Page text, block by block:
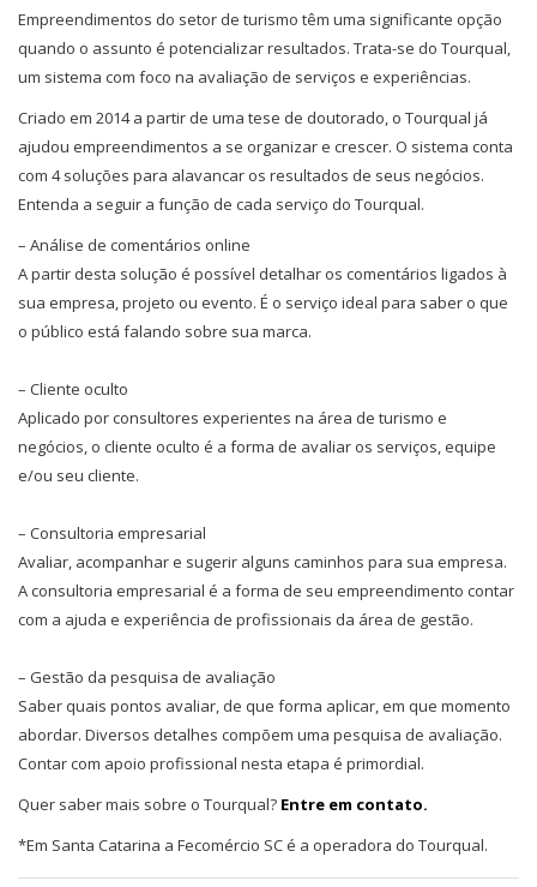
Empreendimentos do setor de turismo têm uma significante opção
quando o assunto é potencializar resultados. Trata-se do Tourqual,
um sistema com foco na avaliação de serviços e experiências.
Criado em 2014 a partir de uma tese de doutorado, o Tourqual já
ajudou empreendimentos a se organizar e crescer. O sistema conta
com 4 soluções para alavancar os resultados de seus negócios.
Entenda a seguir a função de cada serviço do Tourqual.
– Análise de comentários online
A partir desta solução é possível detalhar os comentários ligados à
sua empresa, projeto ou evento. É o serviço ideal para saber o que
o público está falando sobre sua marca.
– Cliente oculto
Aplicado por consultores experientes na área de turismo e
negócios, o cliente oculto é a forma de avaliar os serviços, equipe
e/ou seu cliente.
– Consultoria empresarial
Avaliar, acompanhar e sugerir alguns caminhos para sua empresa.
A consultoria empresarial é a forma de seu empreendimento contar
com a ajuda e experiência de profissionais da área de gestão.
– Gestão da pesquisa de avaliação
Saber quais pontos avaliar, de que forma aplicar, em que momento
abordar. Diversos detalhes compõem uma pesquisa de avaliação.
Contar com apoio profissional nesta etapa é primordial.
Quer saber mais sobre o Tourqual? Entre em contato.
*Em Santa Catarina a Fecomércio SC é a operadora do Tourqual.